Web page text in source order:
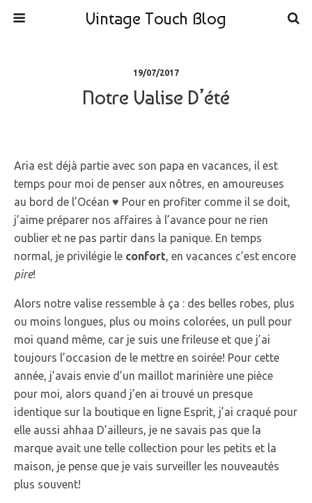
Vintage Touch Blog
19/07/2017
Notre Valise D’été
Aria est déjà partie avec son papa en vacances, il est
temps pour moi de penser aux nôtres, en amoureuses
au bord de l’Océan ♥ Pour en profiter comme il se doit,
j’aime préparer nos affaires à l’avance pour ne rien
oublier et ne pas partir dans la panique. En temps
normal, je privilégie le confort, en vacances c’est encore
pire!
Alors notre valise ressemble à ça : des belles robes, plus
ou moins longues, plus ou moins colorées, un pull pour
moi quand même, car je suis une frileuse et que j’ai
toujours l’occasion de le mettre en soirée! Pour cette
année, j’avais envie d’un maillot marinière une pièce
pour moi, alors quand j’en ai trouvé un presque
identique sur la boutique en ligne Esprit, j’ai craqué pour
elle aussi ahhaa D’ailleurs, je ne savais pas que la
marque avait une telle collection pour les petits et la
maison, je pense que je vais surveiller les nouveautés
plus souvent!